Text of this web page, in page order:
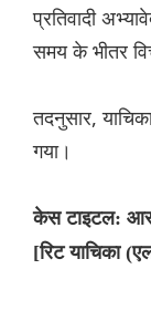
प्रतिवादी
समय के भीतर
तदनुसार,
गया।
केस टाइटल:
[रिट याचिका